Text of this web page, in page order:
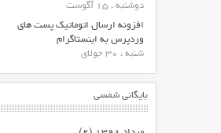
دوشنبه ، 15 آگوست
افزونه ارسال اتوماتیک پست های
وردپرس به اینستاگرام
شنبه ، 30 جولای
بایگانی شمسی